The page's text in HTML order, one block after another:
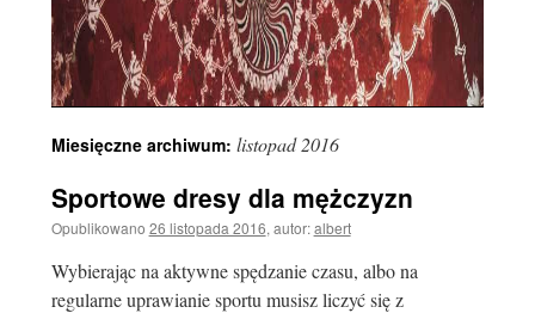
Miesięczne archiwum: listopad 2016
Sportowe dresy dla mężczyzn
Opublikowano 26 listopada 2016, autor: albert
Wybierając na aktywne spędzanie czasu, albo na
regularne uprawianie sportu musisz liczyć się z